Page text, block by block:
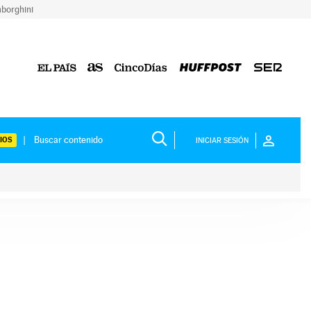
INICIAR SESIÓN